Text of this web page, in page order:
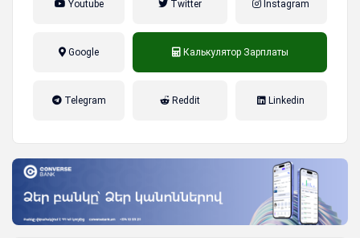
Youtube Twitter Instagram
Google Калькулятор Зарплаты
Telegram Reddit Linkedin